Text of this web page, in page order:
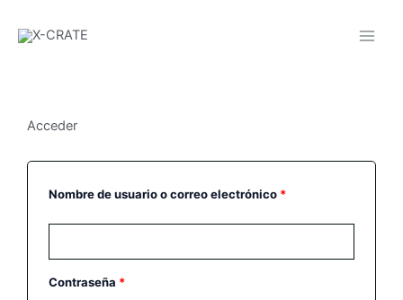
contenido
Acceder
Nombre de usuario o correo electrónico *
Contraseña *